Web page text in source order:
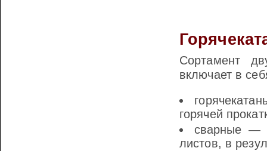
Сортамент
включает в
горячей
сварные —
листов, в